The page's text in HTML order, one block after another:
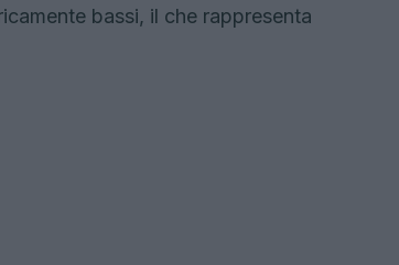
bassi, il che rappresenta